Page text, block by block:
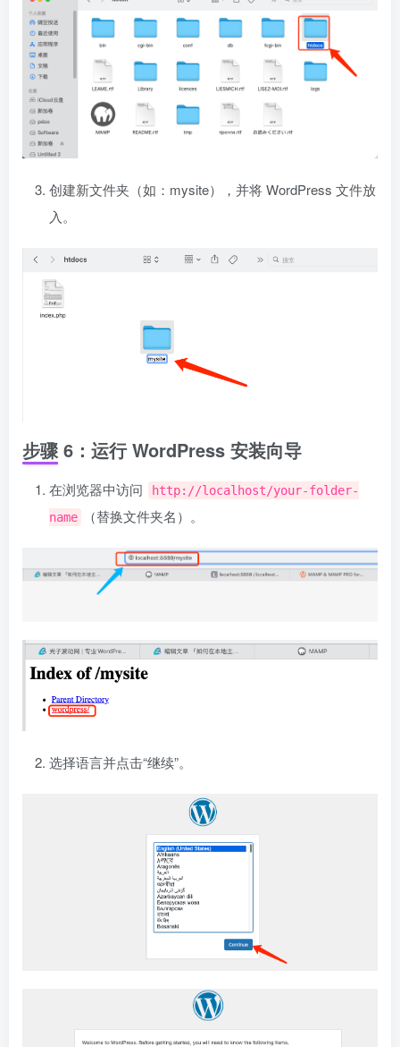
创建新文件夹（如：mysite），并将 WordPress 文件放
入。
步骤 6：运行 WordPress 安装向导
在浏览器中访问
http://localhost/your-folder-
name
（替换文件夹名）。
选择语言并点击“继续”。